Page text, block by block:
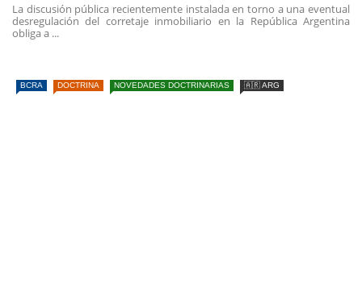
La discusión pública recientemente instalada en torno a una eventual
desregulación del corretaje inmobiliario en la República Argentina
obliga a ...
BCRA DOCTRINA NOVEDADES DOCTRINARIAS 🇦🇷 ARG